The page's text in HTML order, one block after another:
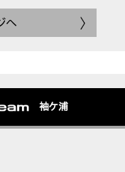
へ
袖ケ浦